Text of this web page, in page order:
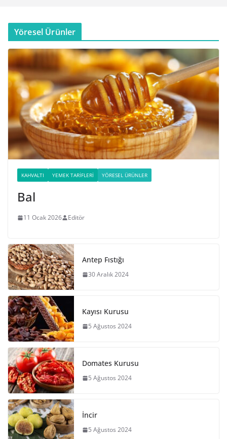
Yöresel Ürünler
KAHVALTI YEMEK TARIFLERI YÖRESEL ÜRÜNLER
Bal
11 Ocak 2026 Editör
Antep Fıstığı
30 Aralık 2024
Kayısı Kurusu
5 Ağustos 2024
Domates Kurusu
5 Ağustos 2024
İncir
5 Ağustos 2024